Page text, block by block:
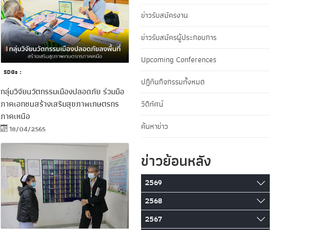
SDGs :
กลุ่มวิจัยนวัตกรรมเมืองปลอดภัย ร่วมมือ
ภาคเอกชนสร้างเสริมสุขภาพเกษตรกร
ภาคเหนือ
18/04/2565
ข่าวรับสมัครงาน
ข่าวรับสมัครผู้ประกอบการ
Upcoming Conferences
ปฏิทินกิจกรรมทั้งหมด
วิดีทัศน์
ค้นหาข่าว
ข่าวย้อนหลัง
2569
2568
2567